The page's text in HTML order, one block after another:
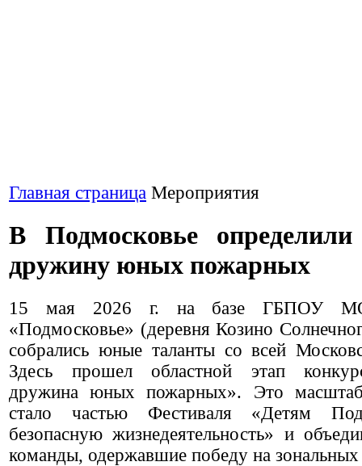
Главная страница Мероприятия
В Подмосковье
дружину юных пожарных
15 мая 2026 г. на базе ГБПОУ
«Подмосковье» (деревня Козино
собрались юные таланты со всей
Здесь прошел областной этап
дружина юных пожарных». Это
стало частью Фестиваля «Детям
безопасную жизнедеятельность» и
команды, одержавшие победу на зональных